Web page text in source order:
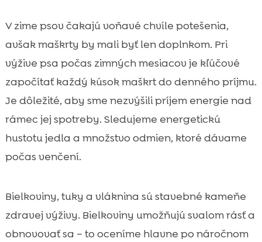
V zime psov čakajú voňavé chvíle potešenia,
avšak maškrty by mali byť len doplnkom. Pri
výžive psa počas zimných mesiacov je kľúčové
započítať každý kúsok maškrt do denného príjmu.
Je dôležité, aby sme nezvýšili príjem energie nad
rámec jej spotreby. Sledujeme energetickú
hustotu jedla a množstvo odmien, ktoré dávame
počas venčení.
Bielkoviny, tuky a vláknina sú stavebné kameňe
zdravej výživy. Bielkoviny umožňujú svalom rásť a
obnovovať sa – to oceníme hlavne po náročnom